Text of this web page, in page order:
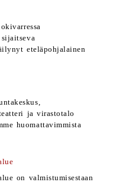
eteläpohjalainen
ja virastotalo
huomattavimmista
on valmistumisestaan